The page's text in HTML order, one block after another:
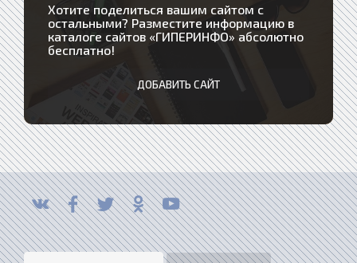
Хотите поделиться вашим сайтом с
остальными? Разместите информацию в
каталоге сайтов «ГИПЕРИНФО» абсолютно
бесплатно!
ДОБАВИТЬ САЙТ